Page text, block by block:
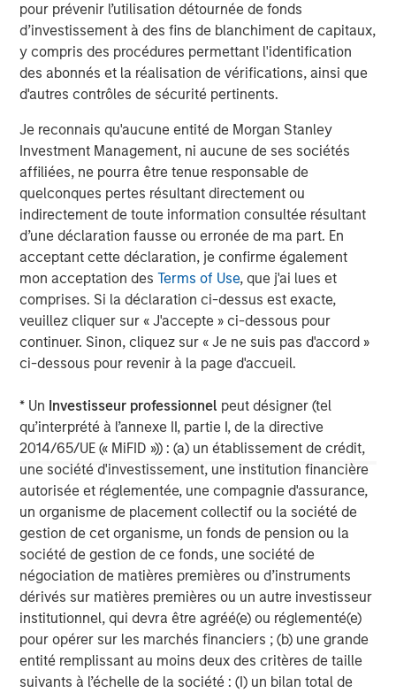
pour prévenir l’utilisation détournée de fonds
d’investissement à des fins de blanchiment de capitaux,
y compris des procédures permettant l'identification
des abonnés et la réalisation de vérifications, ainsi que
d'autres contrôles de sécurité pertinents.
Je reconnais qu'aucune entité de Morgan Stanley
Investment Management, ni aucune de ses sociétés
affiliées, ne pourra être tenue responsable de
quelconques pertes résultant directement ou
indirectement de toute information consultée résultant
d’une déclaration fausse ou erronée de ma part. En
acceptant cette déclaration, je confirme également
mon acceptation desTerms of Use, que j'ai lues et
comprises. Si la déclaration ci-dessus est exacte,
veuillez cliquer sur « J'accepte » ci-dessous pour
continuer. Sinon, cliquez sur « Je ne suis pas d'accord »
ci-dessous pour revenir à la page d'accueil.
* Un Investisseur professionnel peut désigner (tel
qu’interprété à l’annexe II, partie I, de la directive
2014/65/UE (« MiFID »)) : (a) un établissement de crédit,
une société d'investissement, une institution financière
autorisée et réglementée, une compagnie d'assurance,
un organisme de placement collectif ou la société de
gestion de cet organisme, un fonds de pension ou la
société de gestion de ce fonds, une société de
négociation de matières premières ou d’instruments
dérivés sur matières premières ou un autre investisseur
institutionnel, qui devra être agréé(e) ou réglementé(e)
pour opérer sur les marchés financiers ; (b) une grande
entité remplissant au moins deux des critères de taille
suivants à l’échelle de la société : (I) un bilan total de
Real Estate Midyear Outlook:
Constructive Amid Fluid Backdrop
The current macroenvironment remains resilient
despite elevated volatility and divergence across
central banks hawkish, real estate continues to
offer attractive relative value, supported by a
25% repricing, durable income streams, and
constrained supply. In this environment,
diversified portfolios and selective asset-level
investing remain critical.
7 AOÛT 2026
The views and opinions are those of the author as of the date of
publication and are subject to change at any time due to market
or economic conditions and may not necessarily come to pass.
The views expressed do not reflect the opinions of all
investment personnel at Morgan Stanley Investment
Management (MSIM) and its subsidiaries and affiliates
(collectively the Firm”) and may not be reflected in all the
strategies and products that the Firm offers.
This material is a general communication, which is not impartial,
is for informational and educational purposes only, not a
recommendation to purchase or sell specific securities, or to
adopt any particular investment strategy. Information does not
address financial objectives, situation, or specific needs of
individual investors.
Any charts and graphs provided are for illustrative purposes
only. Any performance quoted represents past performance.
Past performance does not guarantee future results.